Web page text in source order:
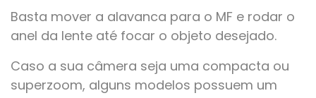
Basta mover a alavanca para o MF e rodar o
anel da lente até focar o objeto desejado.
Caso a sua câmera seja uma compacta ou
superzoom, alguns modelos possuem um